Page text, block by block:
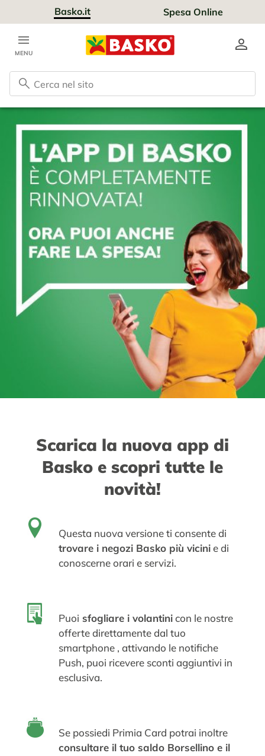
Basko.it Spesa Online
MENU
Scarica la nuova app di
Basko e scopri tutte le
novità!
Questa nuova versione ti consente di
trovare i negozi Basko più vicinie di
conoscerne orari e servizi.
Puoi sfogliare i volantinicon le nostre
offerte direttamente dal tuo
smartphone , attivando le notifiche
Push, puoi ricevere sconti aggiuntivi in
esclusiva.
Se possiedi Primia Card potrai inoltre
consultare il tuo saldo Borsellino e il